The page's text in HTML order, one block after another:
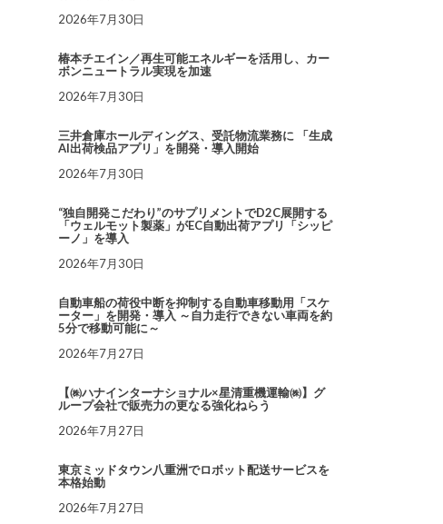
2026年7月30日
椿本チエイン／再生可能エネルギーを活用し、カー
ボンニュートラル実現を加速
2026年7月30日
三井倉庫ホールディングス、受託物流業務に 「生成
AI出荷検品アプリ」を開発・導入開始
2026年7月30日
“独自開発こだわり”のサプリメントでD2C展開する
「ウェルモット製薬」がEC自動出荷アプリ「シッピ
ーノ」を導入
2026年7月30日
自動車船の荷役中断を抑制する自動車移動用「スケ
ーター」を開発・導入 ～自力走行できない車両を約
5分で移動可能に～
2026年7月27日
【㈱ハナインターナショナル×星清重機運輸㈱】グ
ループ会社で販売力の更なる強化ねらう
2026年7月27日
東京ミッドタウン八重洲でロボット配送サービスを
本格始動
2026年7月27日